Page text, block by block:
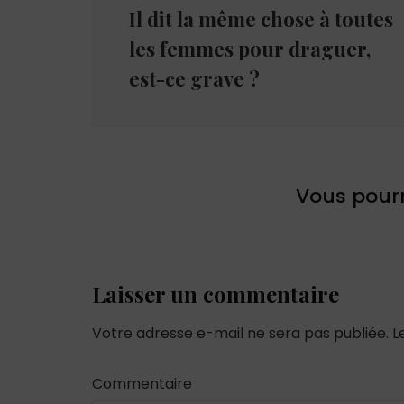
Il dit la même chose à toutes
les femmes pour draguer,
est-ce grave ?
Vous
Laisser un commentaire
Votre adresse e-mail ne sera pas publiée.
Commentaire